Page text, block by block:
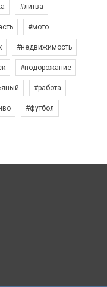
#литва
#мото
#недвижимость
#подорожание
#работа
#футбол